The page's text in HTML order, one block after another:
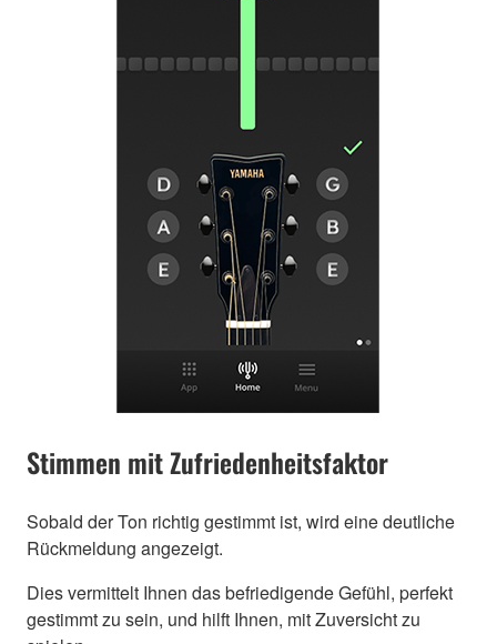
Stimmen mit Zufriedenheitsfaktor
Sobald der Ton richtig gestimmt ist, wird eine deutliche
Rückmeldung angezeigt.
Dies vermittelt Ihnen das befriedigende Gefühl, perfekt
gestimmt zu sein, und hilft Ihnen, mit Zuversicht zu